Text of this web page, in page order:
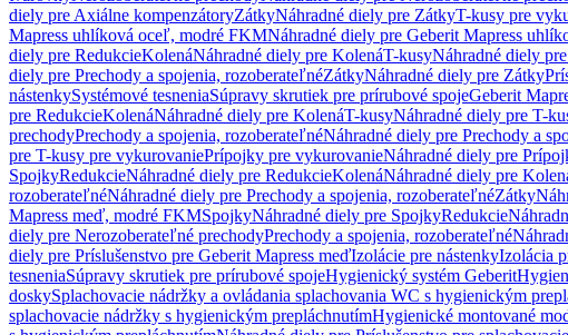
diely pre Axiálne kompenzátoryZátkyNáhradné diely pre ZátkyT-kusy pre
Mapress uhlíková oceľ, modré FKMNáhradné diely pre Geberit Mapress
diely pre RedukcieKolenáNáhradné diely pre KolenáT-kusyNáhradné diely
diely pre Prechody a spojenia, rozoberateľnéZátkyNáhradné diely pre Zátky
nástenkySystémové tesneniaSúpravy skrutiek pre prírubové spojeGeberit
pre RedukcieKolenáNáhradné diely pre KolenáT-kusyNáhradné diely pre T-
prechodyPrechody a spojenia, rozoberateľnéNáhradné diely pre Prechody a
pre T-kusy pre vykurovaniePrípojky pre vykurovanieNáhradné diely pre
SpojkyRedukcieNáhradné diely pre RedukcieKolenáNáhradné diely pre
rozoberateľnéNáhradné diely pre Prechody a spojenia, rozoberateľnéZátky
Mapress meď, modré FKMSpojkyNáhradné diely pre SpojkyRedukcie
diely pre Nerozoberateľné prechodyPrechody a spojenia, rozoberateľné
diely pre Príslušenstvo pre Geberit Mapress meďIzolácie pre nástenkyIzolácia
tesneniaSúpravy skrutiek pre prírubové spojeHygienický systém Geberit
doskySplachovacie nádržky a ovládania splachovania WC s hygienickým
splachovacie nádržky s hygienickým prepláchnutímHygienické montované